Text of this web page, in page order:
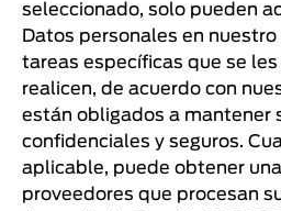
seleccionado, solo pueden
Datos personales en
tareas específicas que se
realicen, de acuerdo con
están obligados a mantener
confidenciales y seguros.
aplicable, puede obtener
proveedores que procesan